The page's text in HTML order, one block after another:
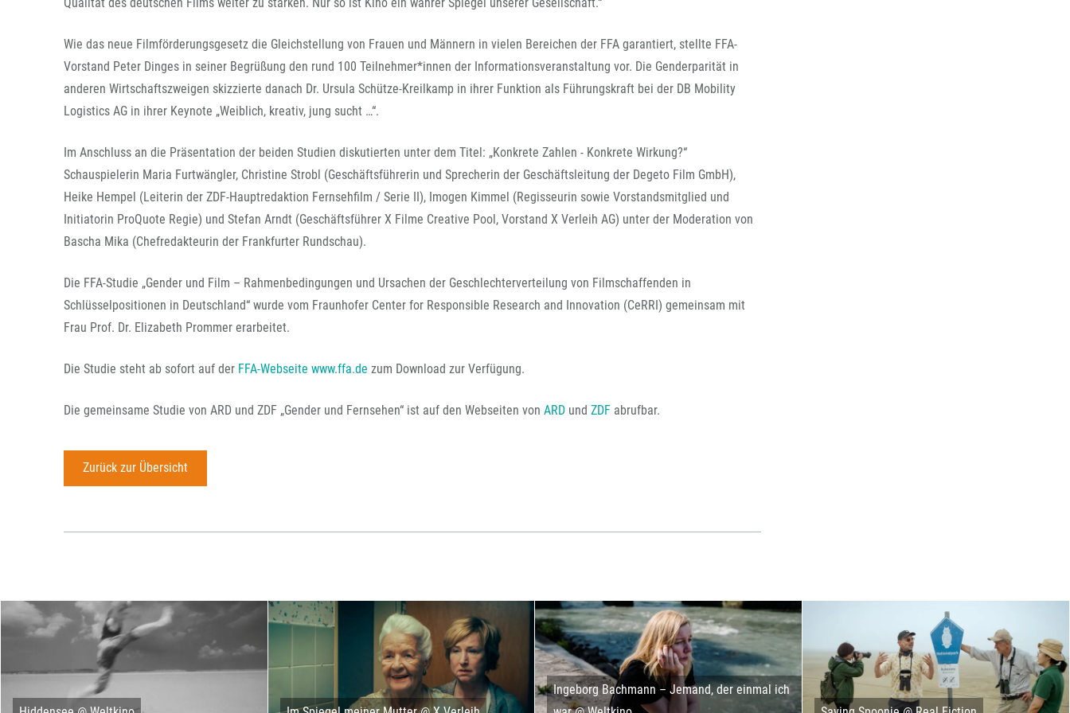
Wie das neue Filmförderungsgesetz die Gleichstellung von Frauen und Männern in vielen Bereichen der FFA garantiert, stellte FFA-
Vorstand Peter Dinges in seiner Begrüßung den rund 100 Teilnehmer*innen der Informationsveranstaltung vor. Die Genderparität in
anderen Wirtschaftszweigen skizzierte danach Dr. Ursula Schütze-Kreilkamp in ihrer Funktion als Führungskraft bei der DB Mobility
Logistics AG in ihrer Keynote „Weiblich, kreativ, jung sucht …“.
Im Anschluss an die Präsentation der beiden Studien diskutierten unter dem Titel: „Konkrete Zahlen - Konkrete Wirkung?“
Schauspielerin Maria Furtwängler, Christine Strobl (Geschäftsführerin und Sprecherin der Geschäftsleitung der Degeto Film GmbH),
Heike Hempel (Leiterin der ZDF-Hauptredaktion Fernsehfilm / Serie II), Imogen Kimmel (Regisseurin sowie Vorstandsmitglied und
Initiatorin ProQuote Regie) und Stefan Arndt (Geschäftsführer X Filme Creative Pool, Vorstand X Verleih AG) unter der Moderation von
Bascha Mika (Chefredakteurin der Frankfurter Rundschau).
Die FFA-Studie „Gender und Film – Rahmenbedingungen und Ursachen der Geschlechterverteilung von Filmschaffenden in
Schlüsselpositionen in Deutschland“ wurde vom Fraunhofer Center for Responsible Research and Innovation (CeRRI) gemeinsam mit
Frau Prof. Dr. Elizabeth Prommer erarbeitet.
Die Studie steht ab sofort auf der FFA-Webseite www.ffa.de zum Download zur Verfügung.
Die gemeinsame Studie von ARD und ZDF „Gender und Fernsehen“ ist auf den Webseiten von ARD und ZDF abrufbar.
Zurück zur Übersicht
Ingeborg Bachmann – Jemand, der einmal ich